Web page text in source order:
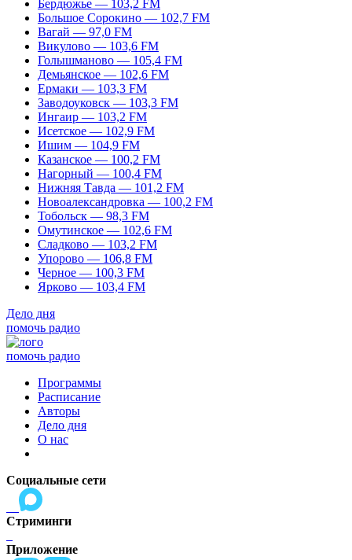
Бердюжье — 103,2 FM
Большое Сорокино — 102,7 FM
Вагай — 97,0 FM
Викулово — 103,6 FM
Голышманово — 105,4 FM
Демьянское — 102,6 FM
Ермаки — 103,3 FM
Заводоуковск — 103,3 FM
Ингаир — 103,2 FM
Исетское — 102,9 FM
Ишим — 104,9 FM
Казанское — 100,2 FM
Нагорный — 100,4 FM
Нижняя Тавда — 101,2 FM
Новоалександровка — 100,2 FM
Тобольск — 98,3 FM
Омутинское — 102,6 FM
Сладково — 103,2 FM
Упорово — 106,8 FM
Черное — 100,3 FM
Ярково — 103,4 FM
Дело дня
помочь радио
помочь радио
Программы
Расписание
Авторы
Дело дня
О нас
Социальные сети
Стриминги
Приложение